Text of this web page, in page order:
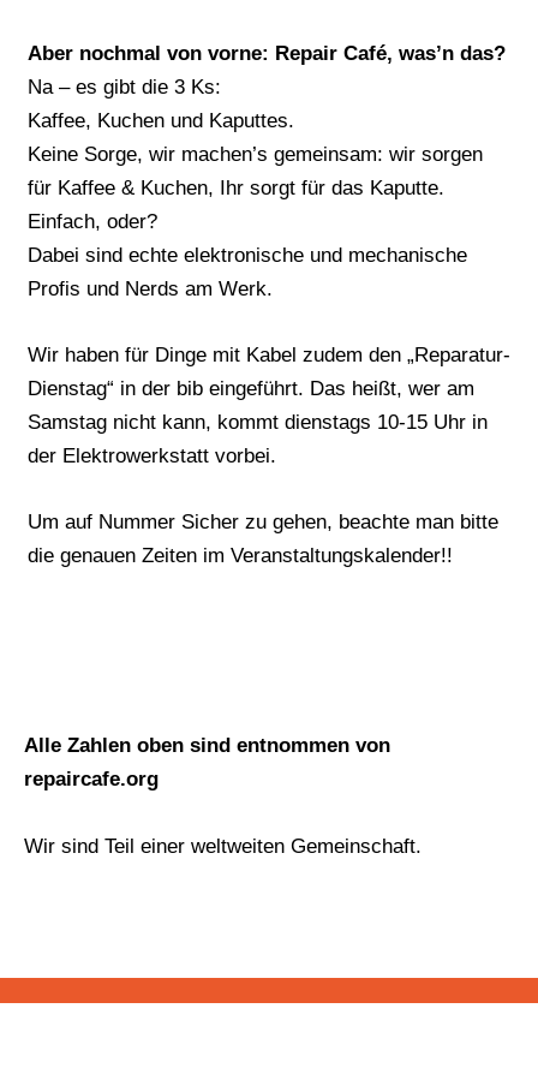
Aber nochmal von vorne: Repair Café, was’n das?
Na – es gibt die 3 Ks:
Kaffee, Kuchen und Kaputtes.
Keine Sorge, wir machen’s gemeinsam: wir sorgen
für Kaffee & Kuchen, Ihr sorgt für das Kaputte.
Einfach, oder?
Dabei sind echte elektronische und mechanische
Profis und Nerds am Werk.
Wir haben für Dinge mit Kabel zudem den „Reparatur-
Dienstag“ in der bib eingeführt. Das heißt, wer am
Samstag nicht kann, kommt dienstags 10-15 Uhr in
der Elektrowerkstatt vorbei.
Um auf Nummer Sicher zu gehen, beachte man bitte
die genauen Zeiten im Veranstaltungskalender!!
Alle Zahlen oben sind entnommen von
repaircafe.org
Wir sind Teil einer weltweiten Gemeinschaft.